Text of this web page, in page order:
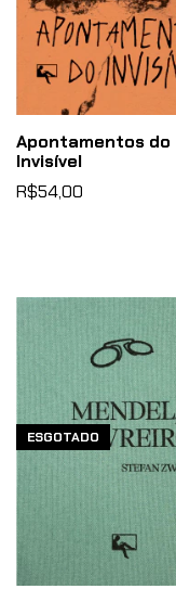
Apontamentos do
Invisível
R$54,00
ESGOTADO